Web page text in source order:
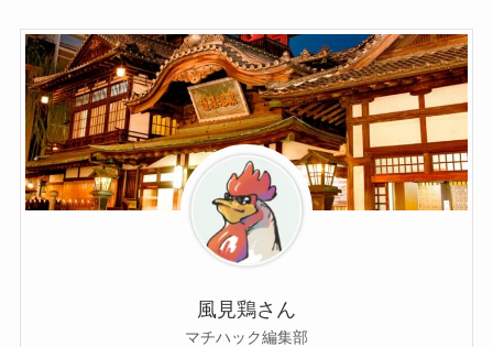
風見鶏さん
マチハック編集部